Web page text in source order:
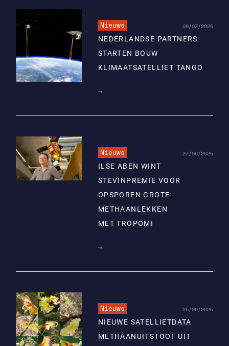
Nieuws 09/07/2025
NEDERLANDSE PARTNERS
STARTEN BOUW
KLIMAATSATELLIET TANGO
Lees
Nieuws 27/06/2025
ILSE ABEN WINT
STEVINPREMIE VOOR
OPSPOREN GROTE
METHAANLEKKEN
MET TROPOMI
Lees
Nieuws 25/06/2025
NIEUWE SATELLIETDATA
METHAANUITSTOOT UIT